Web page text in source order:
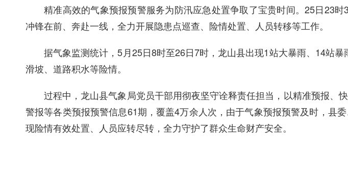
精准高效的气象预报预警服务为防汛应急处置争取了宝贵时间。 25日23时
冲锋在前、奔赴一线， 全力开展隐患点巡查、险情处置、人员转移等工作。
据气象监测统计，5月25日8时至26日7时，龙山县出现1站大暴雨、14站暴
滑坡、道路积水等险情。
过程中， 龙山县气象局党员干部用彻夜坚守诠释责任担当，以精准预报、
警报等各类预报预警信息61期，覆盖4万余人次， 由于气象预报预警及时，县
现险情有效处置、人员应转尽转 ， 全力守护了群众生命财产安全。